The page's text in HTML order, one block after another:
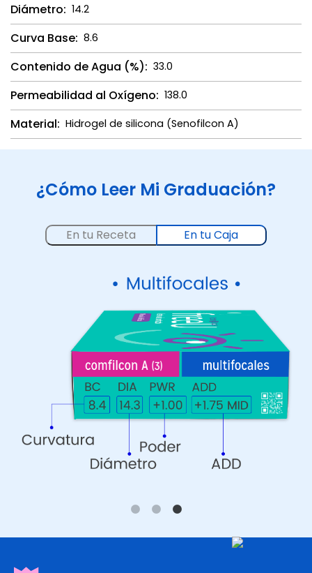
Diámetro: 14.2
Curva Base: 8.6
Contenido de Agua (%): 33.0
Permeabilidad al Oxígeno: 138.0
Material: Hidrogel de silicona (Senofilcon A)
¿Cómo Leer Mi Graduación?
En tu Receta En tu Caja